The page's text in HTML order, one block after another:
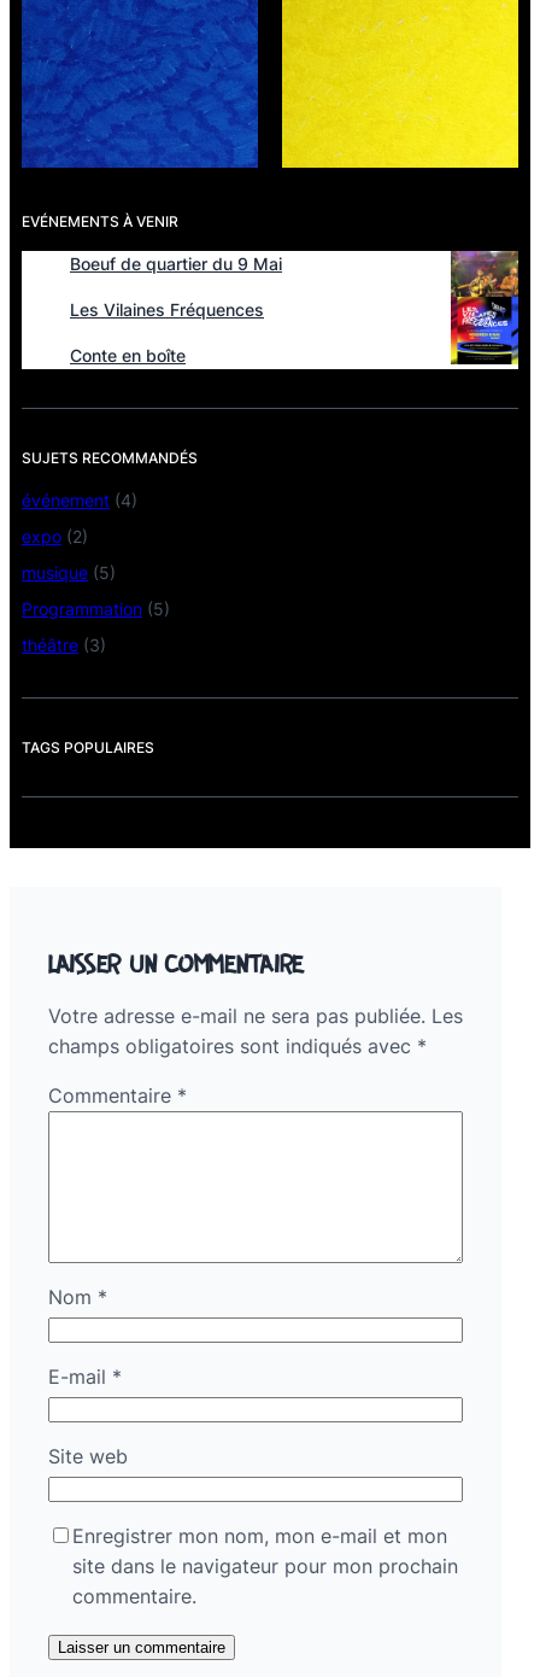
EVÉNEMENTS À VENIR
Boeuf de quartier du 9 Mai
Les Vilaines Fréquences
Conte en boîte
SUJETS RECOMMANDÉS
événement (4)
expo (2)
musique (5)
Programmation (5)
théâtre (3)
TAGS POPULAIRES
LAISSER UN COMMENTAIRE
Votre adresse e-mail ne sera pas publiée. Les
champs obligatoires sont indiqués avec *
Commentaire *
Nom *
E-mail *
Site web
Enregistrer mon nom, mon e-mail et mon
site dans le navigateur pour mon prochain
commentaire.